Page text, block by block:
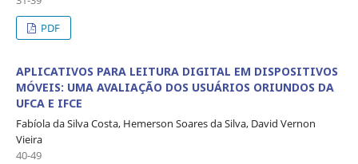
PDF
APLICATIVOS PARA LEITURA DIGITAL EM DISPOSITIVOS
MÓVEIS: UMA AVALIAÇÃO DOS USUÁRIOS ORIUNDOS DA
UFCA E IFCE
Fabíola da Silva Costa, Hemerson Soares da Silva, David Vernon
Vieira
40-49